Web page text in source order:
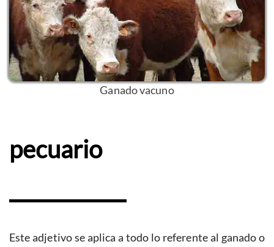
Ganado vacuno
pecuario
Este adjetivo se aplica a todo lo referente al ganado o